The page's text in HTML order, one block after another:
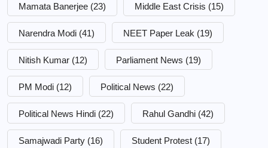
Mamata Banerjee (23) Middle East Crisis (15)
Narendra Modi (41) NEET Paper Leak (19)
Nitish Kumar (12) Parliament News (19)
PM Modi (12) Political News (22)
Political News Hindi (22) Rahul Gandhi (42)
Samajwadi Party (16) Student Protest (17)